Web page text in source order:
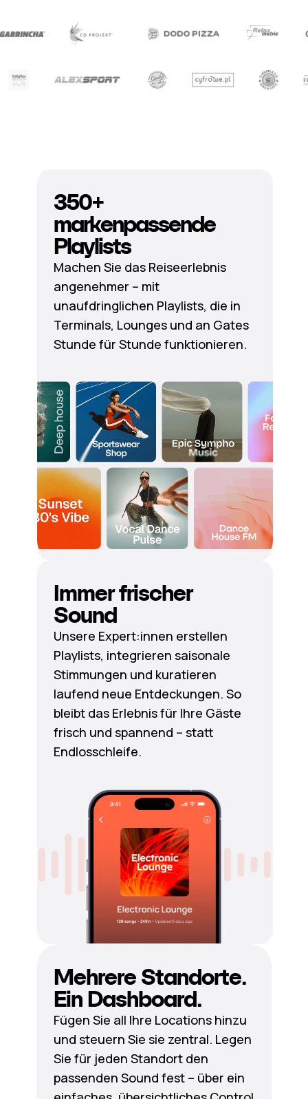
350+
markenpassende
Playlists
Machen Sie das Reiseerlebnis
angenehmer – mit
unaufdringlichen Playlists, die in
Terminals, Lounges und an Gates
Stunde für Stunde funktionieren.
Immer frischer
Sound
Unsere Expert:innen erstellen
Playlists, integrieren saisonale
Stimmungen und kuratieren
laufend neue Entdeckungen. So
bleibt das Erlebnis für Ihre Gäste
frisch und spannend – statt
Endlosschleife.
Mehrere Standorte.
Ein Dashboard.
Fügen Sie all Ihre Locations hinzu
und steuern Sie sie zentral. Legen
Sie für jeden Standort den
passenden Sound fest – über ein